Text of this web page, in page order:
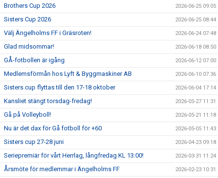
Brothers Cup 2026 2026-06-25 09:05
Sisters Cup 2026 2026-06-25 08:44
Välj Ängelholms FF i Gräsroten! 2026-06-24 07:48
Glad midsommar! 2026-06-18 08:50
GÅ-fotbollen är igång 2026-06-12 07:00
Medlemsförmån hos Lyft & Byggmaskiner AB 2026-06-10 07:36
Sisters cup flyttas till den 17-18 oktober 2026-06-04 17:14
Kansliet stängt torsdag-fredag! 2026-05-27 11:31
Gå på Volleyboll! 2026-05-21 11:18
Nu är det dax för Gå fotboll för +60 2026-05-05 11:43
Sisters cup 27-28 juni 2026-04-23 09:18
Seriepremiär för vårt Herrlag, långfredag KL 13:00! 2026-03-31 11:24
Årsmöte för medlemmar i Ängelholms FF 2026-02-23 10:31